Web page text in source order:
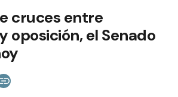
cruces entre
oposición, el Senado